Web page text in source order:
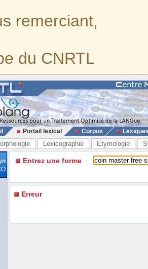
remerciant,
du CNRTL
Portail lexical Corpus
Lexicographie Etymologie
Entrez une forme
Erreur